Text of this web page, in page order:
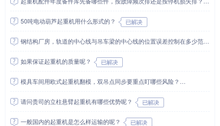
50吨电动葫芦起重机用什么形式的？
钢结构厂房，轨道的中心线与吊车梁的中心线的位置误差控制在多少范围内？
如果保证起重机的质量呢？
模具车间用欧式起重机翻模，双吊点同步要重点盯哪些风险？
请问贵司的立柱悬臂起重机有哪些优势呢？
一般国内的起重机是怎么样运输的呢？